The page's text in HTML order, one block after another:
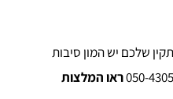
שלכם יש המון סיבות
ראו המלצות